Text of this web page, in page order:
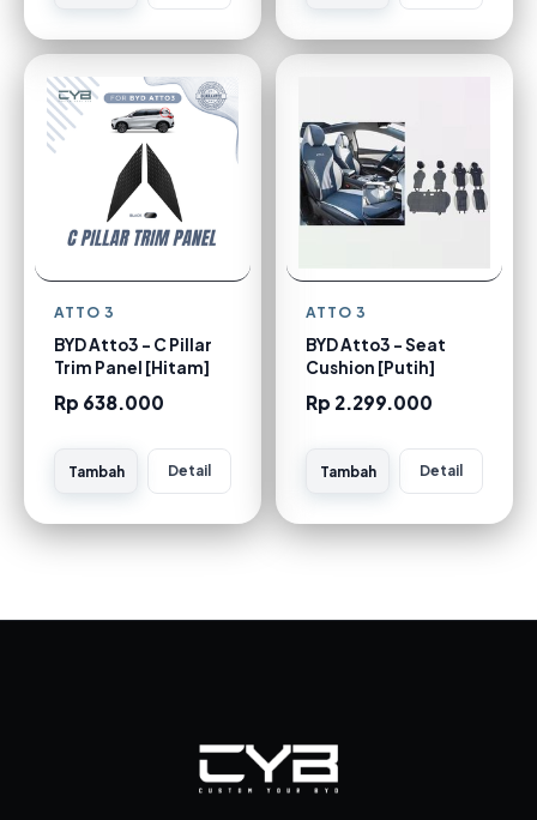
ATTO 3
BYD Atto3 - C Pillar
Trim Panel [Hitam]
Rp 638.000
Tambah Detail
ATTO 3
BYD Atto3 - Seat
Cushion [Putih]
Rp 2.299.000
Tambah Detail